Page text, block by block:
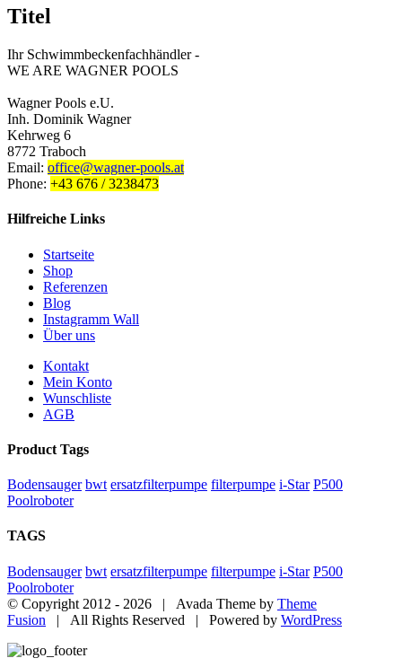
Titel
Ihr Schwimmbeckenfachhändler -
WE ARE WAGNER POOLS
Wagner Pools e.U.
Inh. Dominik Wagner
Kehrweg 6
8772 Traboch
Email: office@wagner-pools.at
Phone: +43 676 / 3238473
Hilfreiche Links
Startseite
Shop
Referenzen
Blog
Instagramm Wall
Über uns
Kontakt
Mein Konto
Wunschliste
AGB
Product Tags
Bodensauger bwt ersatzfilterpumpe filterpumpe i-Star P500
Poolroboter
TAGS
Bodensauger bwt ersatzfilterpumpe filterpumpe i-Star P500
Poolroboter
© Copyright 2012 - 2026 | Avada Theme by Theme
Fusion | All Rights Reserved | Powered by WordPress